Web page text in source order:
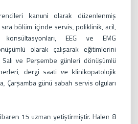
kanuni olarak düzenlenmiş
sıra bölüm içinde servis, poliklinik, acil,
EEG ve EMG
olarak çalışarak eğitimlerini
Salı ve Perşembe günleri dönüşümlü
dergi saati ve klinikopatolojik
Çarşamba günü sabah servis olguları
15 uzman yetiştirmiştir. Halen 8